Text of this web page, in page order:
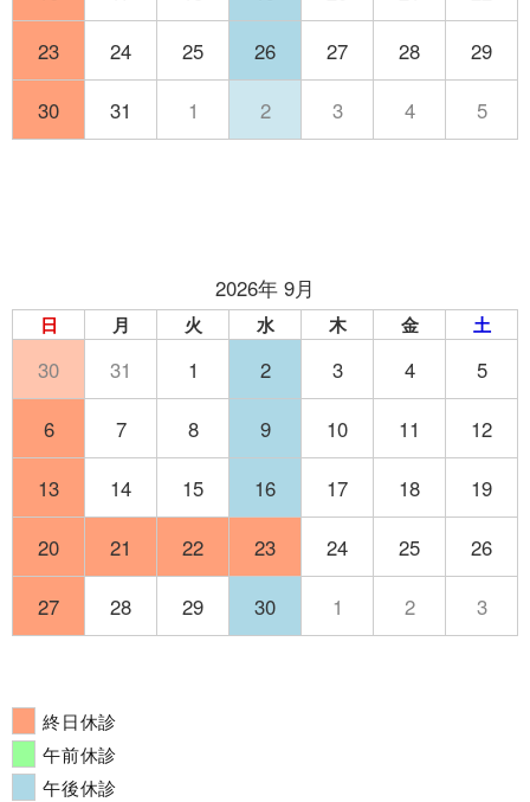
23 24 25 26 27 28 29
30 31 1 2 3 4 5
2026年 9月
日 月 火 水 木 金 土
30 31 1 2 3 4 5
6 7 8 9 10 11 12
13 14 15 16 17 18 19
20 21 22 23 24 25 26
27 28 29 30 1 2 3
終日休診
午前休診
午後休診